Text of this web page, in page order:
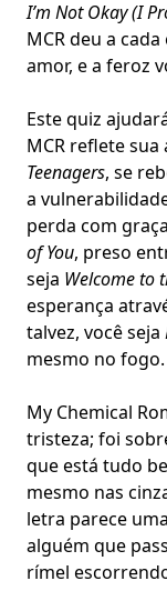
I’m Not Okay (I
MCR deu a
amor, e a feroz
Este quiz
MCR reflete sua
Teenagers, se
a
perda com
of You, preso
seja Welcome to
esperança
talvez, você seja
mesmo no fogo.
My Chemical
tristeza; foi
que está tudo
mesmo nas
letra parece
alguém que
rímel